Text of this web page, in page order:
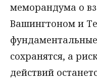
меморандума о
Вашингтоном и
сохранятся, а
действий